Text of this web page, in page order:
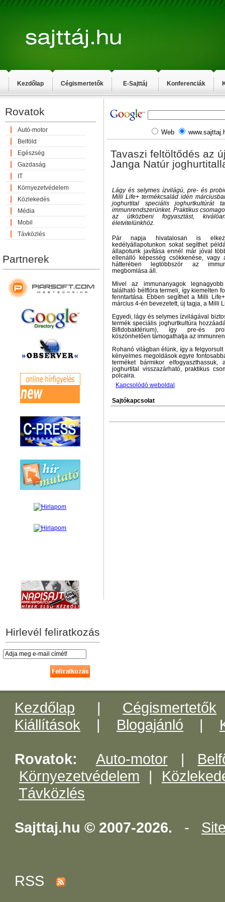
Kezdőlap Cégismertetők E-Sajttáj Konferenciák
Rovatok
Autó-motor
Belföld
Egészség
Gazdaság
IT
Környezetvédelem
Közlekedés
Média
Mobil
Távközlés
Partnerek
Hirlevél feliratkozás
Web
Tavaszi feltöltődés az
Janga Natúr
Lágy és selymes ízvilágú, pre- és
Milli Life+ termékcsalád idén
joghurtital speciális joghurtkultúrát
immunrendszerünket. Praktikus
az útközbeni fogyasztást,
életvitelünkhöz.
Pár napja hivatalosan is
kedélyállapotunkon sokat segíthet
állapotunk javítása ennél már jóval
ellenálló képesség csökkenése, vagy
hátterében legtöbbször az
megbomlása áll.
Mivel az immunanyagok
található bélflóra termeli, így kiemelten
fenntartása. Ebben segíthet a Milli
március 4-én bevezetett, új tagja, a Milli
Egyedi, lágy és selymes ízvilágával
termék speciális joghurtkultúra
Bifidobaktérium), így pre-és
köszönhetően támogathatja az
Rohanó világban élünk, így a
kényelmes megoldások egyre
terméket bármikor
joghurtital visszazárható, praktikus
polcaira.
Kapcsolódó weboldal
Sajtókapcsolat
Kezdőlap | Cégismertetők
Kiállítások | Blogajánló |
Rovatok: Auto-motor|
Környezetvédelem |
Távközlés
Sajttaj.hu © 2007-2026. -
RSS